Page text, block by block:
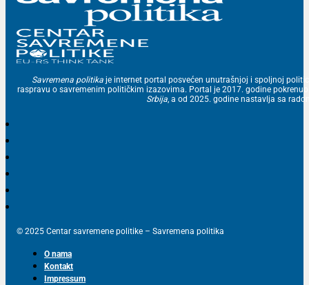
Savremena politika je internet portal posvećen unutrašnjoj i spoljnoj
raspravu o savremenim političkim izazovima. Portal je 2017. godine
Srbija , a od 2025. godine nastavlja sa
© 2025 Centar savremene politike – Savremena politika
O nama
Kontakt
Impressum